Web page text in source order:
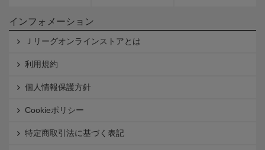
インフォメーション
Ｊリーグオンラインストアとは
利用規約
個人情報保護方針
Cookieポリシー
特定商取引法に基づく表記